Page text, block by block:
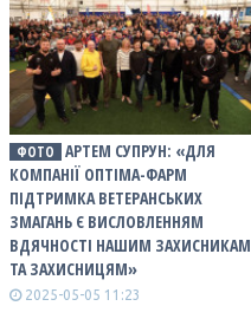
ФОТО
АРТЕМ СУПРУН: «ДЛЯ
КОМПАНІЇ ОПТІМА-ФАРМ
ПІДТРИМКА ВЕТЕРАНСЬКИХ
ЗМАГАНЬ Є ВИСЛОВЛЕННЯМ
ВДЯЧНОСТІ НАШИМ ЗАХИСНИКАМ
ТА ЗАХИСНИЦЯМ»
2025-05-05 11:23